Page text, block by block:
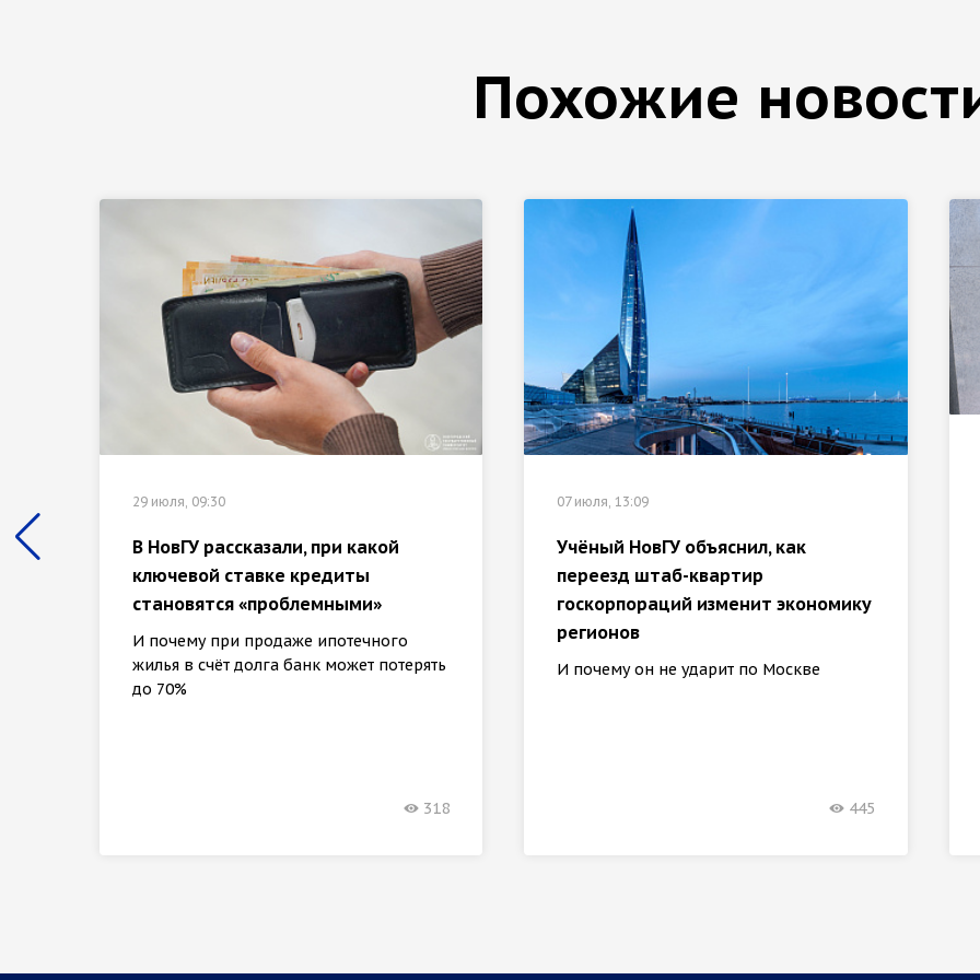
Похожие
29 июля, 09:30
В НовГУ рассказали, при какой
ключевой ставке кредиты
становятся «проблемными»
И почему при продаже ипотечного
жилья в счёт долга банк может потерять
до 70%
318
07 июля, 13:09
Учёный НовГУ объяснил, как
переезд штаб-квартир
госкорпораций изменит экономику
регионов
И почему он не ударит по Москве
445